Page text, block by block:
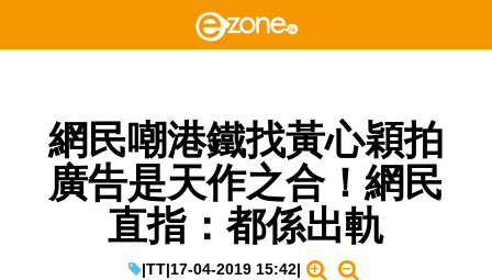
網民嘲港鐵找黃心穎拍
廣告是天作之合！網民
直指：都係出軌
|TT|17-04-2019 15:42|